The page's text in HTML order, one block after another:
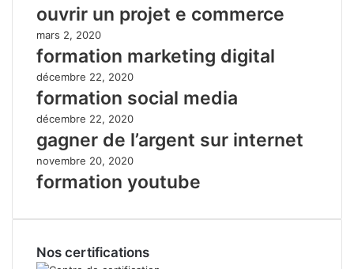
ouvrir un projet e commerce
mars 2, 2020
formation marketing digital
décembre 22, 2020
formation social media
décembre 22, 2020
gagner de l’argent sur internet
novembre 20, 2020
formation youtube
Nos certifications